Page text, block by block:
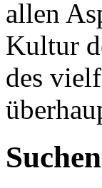
allen
Kultur
des